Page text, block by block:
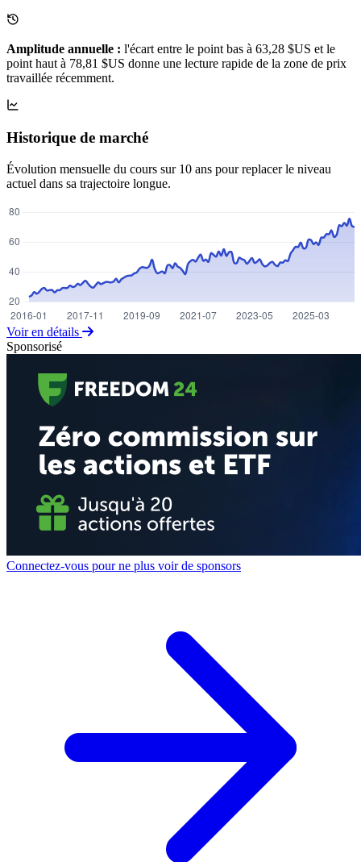
Amplitude annuelle : l'écart entre le point bas à 63,28 $US et le
point haut à 78,81 $US donne une lecture rapide de la zone de prix
travaillée récemment.
Historique de marché
Évolution mensuelle du cours sur 10 ans pour replacer le niveau
actuel dans sa trajectoire longue.
Voir en détails
Sponsorisé
Connectez-vous pour ne plus voir de sponsors